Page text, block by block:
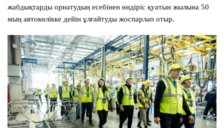
жабдықтарды орнатудың есебінен өндіріс қуатын жылына 50
мың автокөлікке дейін ұлғайтуды жоспарлап отыр.